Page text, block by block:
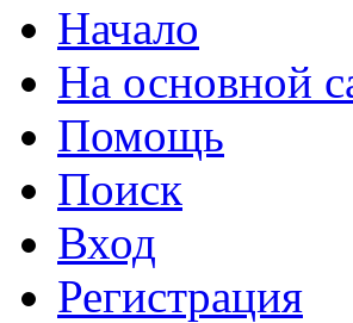
Начало
На основной
Помощь
Поиск
Вход
Регистрация